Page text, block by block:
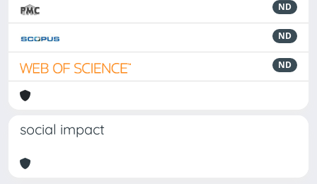
ND
ND
ND
social impact